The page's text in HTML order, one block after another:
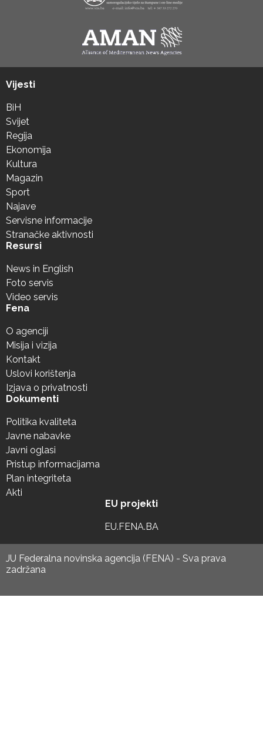
Vijesti
BiH
Svijet
Regija
Ekonomija
Kultura
Magazin
Sport
Najave
Servisne informacije
Stranačke aktivnosti
Resursi
News in English
Foto servis
Video servis
Fena
O agenciji
Misija i vizija
Kontakt
Uslovi korištenja
Izjava o privatnosti
Dokumenti
Politika kvaliteta
Javne nabavke
Javni oglasi
Pristup informacijama
Plan integriteta
Akti
EU projekti
EU.FENA.BA
JU Federalna novinska agencija (FENA) - Sva prava
zadržana